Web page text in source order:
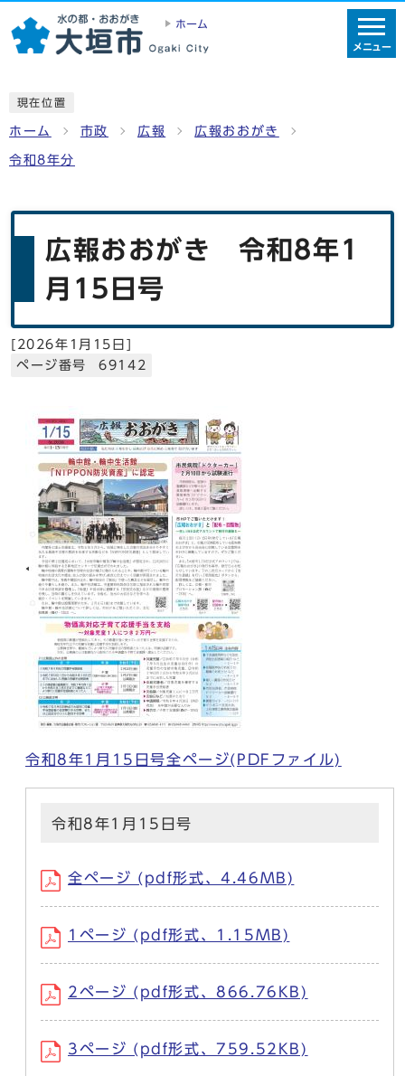
ホーム
メニュー
現在位置
ホーム 市政 広報 広報おおがき
令和8年分
広報おおがき 令和8年1
月15日号
[ 2026年1月15日 ]
ページ番号 69142
令和8年1月15日号全ページ(PDFファイル)
令和8年1月15日号
全ページ (pdf形式、4.46MB)
1ページ (pdf形式、1.15MB)
2ページ (pdf形式、866.76KB)
3ページ (pdf形式、759.52KB)